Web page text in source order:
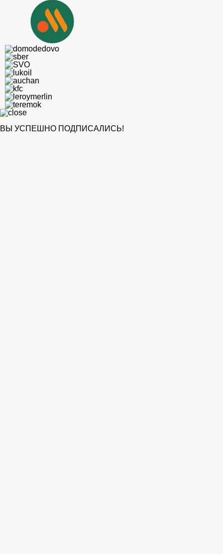
ВЫ УСПЕШНО ПОДПИСАЛИСЬ!